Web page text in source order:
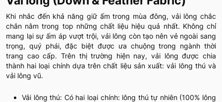
Khi nhắc đến khả năng giữ ấm trong mùa đông, vải lông chắc
chắn nằm trong top những chất liệu hiệu quả nhất. Không chỉ
mang lại sự ấm áp vượt trội, vải lông còn tạo nên vẻ ngoài sang
trọng, quý phái, đặc biệt được ưa chuộng trong ngành thời
trang cao cấp. Trên thị trường hiện nay, vải lông được chia
thành hai loại chính dựa trên chất liệu sản xuất: vải lông thú và
vải lông vũ.
Vải lông thú: Có hai loại chính: lông thú tự nhiên (100% lông